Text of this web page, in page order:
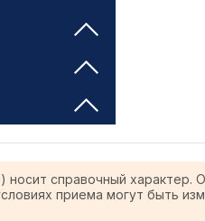
справочный характер.
приема могут быть